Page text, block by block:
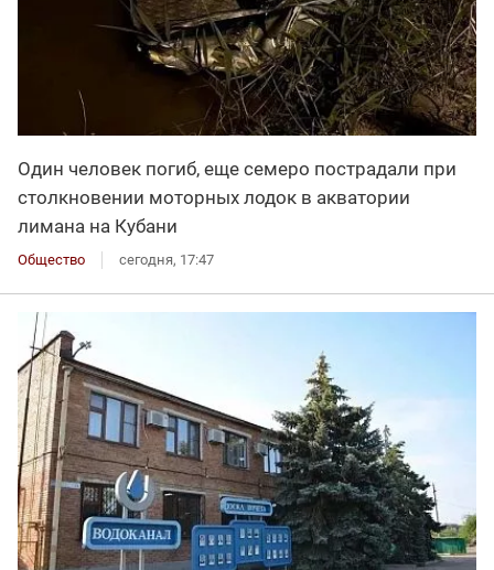
Один человек погиб, еще семеро пострадали при
столкновении моторных лодок в акватории
лимана на Кубани
Общество сегодня, 17:47